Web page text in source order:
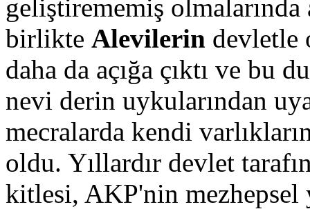
geliştirememiş
birlikte Alevilerin devletle
daha da açığa çıktı ve bu
nevi derin uykularından
mecralarda kendi
oldu. Yıllardır devlet
kitlesi, AKP'nin mezhepsel